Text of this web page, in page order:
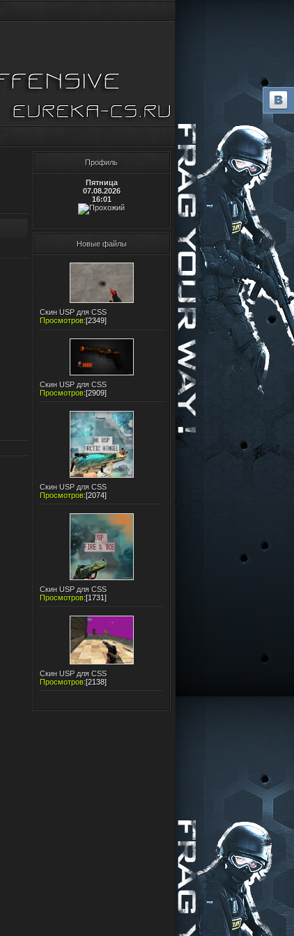
Профиль
Пятница
07.08.2026
16:01
Новые файлы
Скин USP для CSS
Просмотров:[2349]
Скин USP для CSS
Просмотров:[2909]
Скин USP для CSS
Просмотров:[2074]
Скин USP для CSS
Просмотров:[1731]
Скин USP для CSS
Просмотров:[2138]